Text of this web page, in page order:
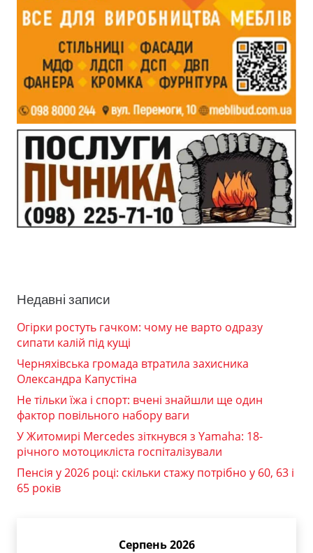
Недавні записи
Огірки ростуть гачком: чому не варто одразу
сипати калій під кущі
Черняхівська громада втратила захисника
Олександра Капустіна
Не тільки їжа і спорт: вчені знайшли ще один
фактор повільного набору ваги
У Житомирі Mercedes зіткнувся з Yamaha: 18-
річного мотоцикліста госпіталізували
Пенсія у 2026 році: скільки стажу потрібно у 60, 63 і
65 років
Серпень 2026